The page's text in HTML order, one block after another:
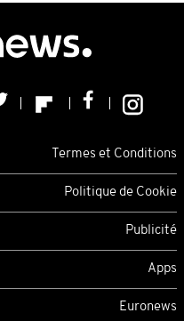
Termes et Conditions
Politique de Cookie
Publicité
Apps
Euronews